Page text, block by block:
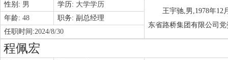
性别: 男 学历: 大学学历
王宇驰,男,1978年12
东省路桥集团有限公司
年龄: 48 职务: 副总经理
任职时间:2024/8/30
程佩宏